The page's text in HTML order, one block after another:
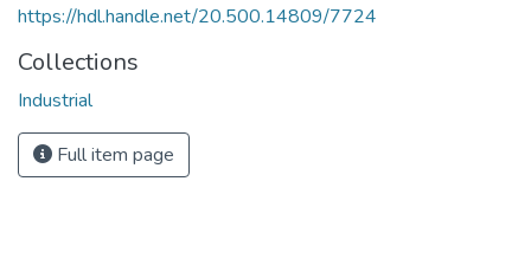
https://hdl.handle.net/20.500.14809/7724
Collections
Industrial
Full item page